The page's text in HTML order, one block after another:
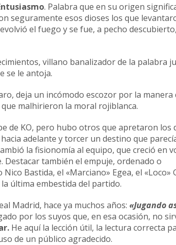
. Palabra que en su origen
seguramente esos dioses los que
el fuego y se fue, a pecho
villano banalizador de la palabra
se le antoja.
deja un incómodo escozor por la manera
malhirieron la moral rojiblanca.
de KO, pero hubo otros que apretaron los
adelante y torcer un destino que
la fisionomía al equipo, que creció en
también el empuje, ordenado o
Bastida, el «Marciano» Egea, el «Loco»
última embestida del partido.
Madrid, hace ya muchos años: «Jugando
por los suyos que, en esa ocasión, no
He aquí la lección útil, la lectura correcta
de un público agradecido.